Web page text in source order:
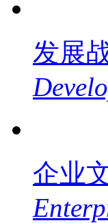
发展
企业